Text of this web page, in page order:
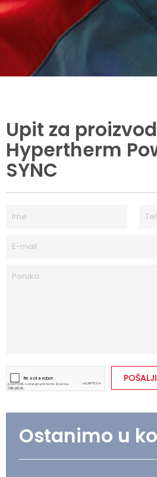
Upit za
Hypertherm
SYNC
POŠALJI
Ostanimo u